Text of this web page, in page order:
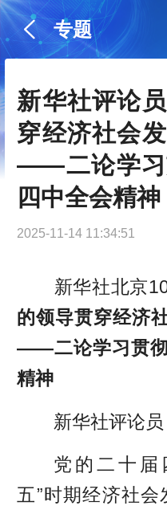
专题
新华社评论
穿经济社会
——二论学习
四中全会精神
2025-11-14 11:34:51
新华社北京
的领导贯穿经济
——二论学习贯彻
精神
新华社评论员
党的二十届
五”时期经济社会